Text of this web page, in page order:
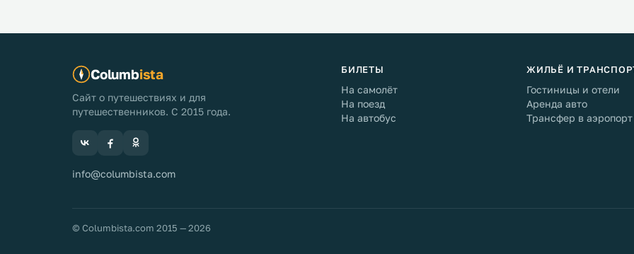
Columbista
Сайт о путешествиях и для
путешественников. С 2015 года.
info@columbista.com
БИЛЕТЫ
На самолёт
На поезд
На автобус
ЖИЛЬЁ И
Гостиницы и отели
Аренда авто
Трансфер в аэропорт
© Columbista.com 2015 — 2026